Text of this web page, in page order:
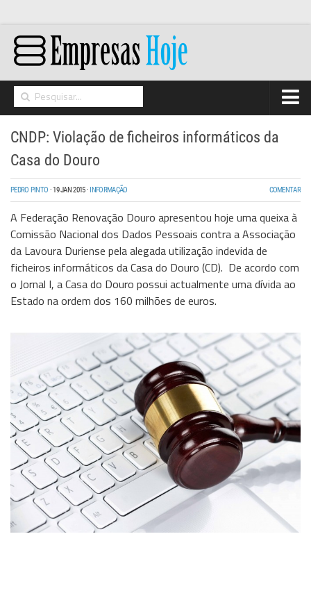
Home
Networking
Segurança
High Tech
Hosting/Cloud
I&D
Opinião
Storage
CNDP: Violação de ficheiros informáticos da
Casa do Douro
PEDRO PINTO ·19 JAN 2015· INFORMAÇÃO COMENTAR
A Federação Renovação Douro apresentou hoje uma queixa à
Comissão Nacional dos Dados Pessoais contra a Associação
da Lavoura Duriense pela alegada utilização indevida de
ficheiros informáticos da Casa do Douro (CD). De acordo com
o Jornal I, a Casa do Douro possui actualmente uma dívida ao
Estado na ordem dos 160 milhões de euros.